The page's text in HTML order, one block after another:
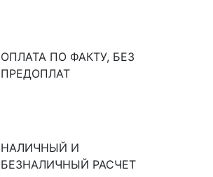
ОПЛАТА ПО ФАКТУ, БЕЗ
ПРЕДОПЛАТ
НАЛИЧНЫЙ И
БЕЗНАЛИЧНЫЙ РАСЧЕТ